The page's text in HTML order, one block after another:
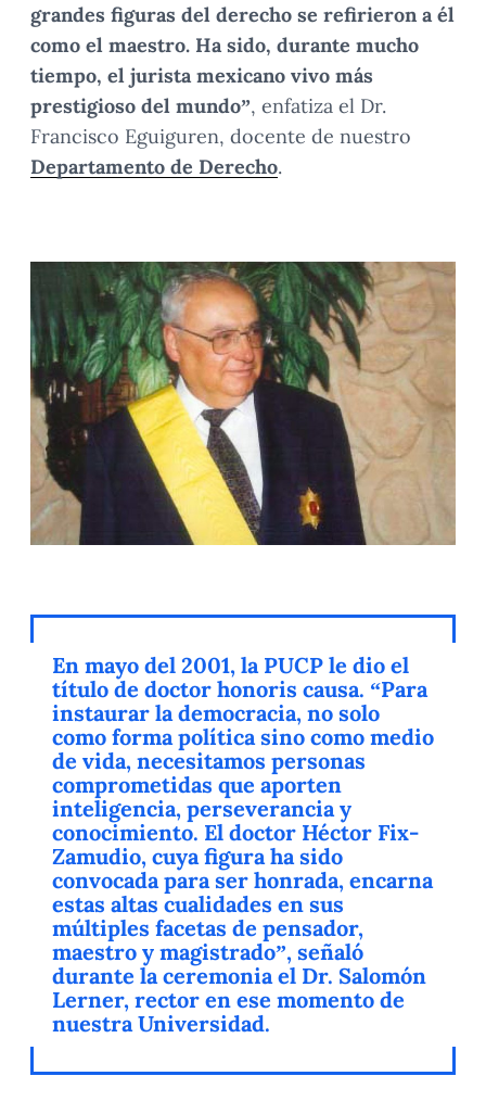
grandes figuras del derecho se refirieron a él
como el maestro. Ha sido, durante mucho
tiempo, el jurista mexicano vivo más
prestigioso del mundo”, enfatiza el Dr.
Francisco Eguiguren, docente de nuestro
Departamento de Derecho.
En mayo del 2001, la PUCP le dio el
título de doctor honoris causa. “Para
instaurar la democracia, no solo
como forma política sino como medio
de vida, necesitamos personas
comprometidas que aporten
inteligencia, perseverancia y
conocimiento. El doctor Héctor Fix-
Zamudio, cuya figura ha sido
convocada para ser honrada, encarna
estas altas cualidades en sus
múltiples facetas de pensador,
maestro y magistrado”, señaló
durante la ceremonia el Dr. Salomón
Lerner, rector en ese momento de
nuestra Universidad.